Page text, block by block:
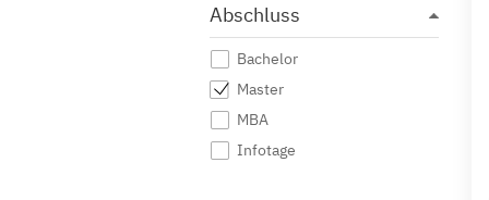
Abschluss
Bachelor
Master
MBA
Infotage